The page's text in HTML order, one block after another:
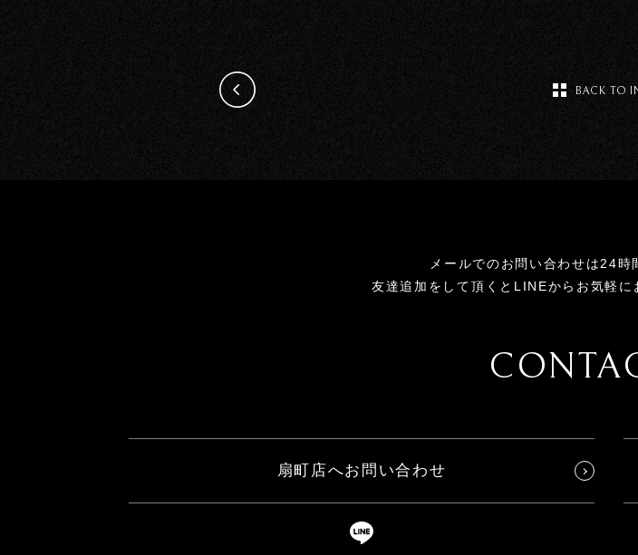
BACK TO
メールでのお問い合わせは24時
友達追加をして頂くとLINEからお気軽に
扇町店へお問い合わせ